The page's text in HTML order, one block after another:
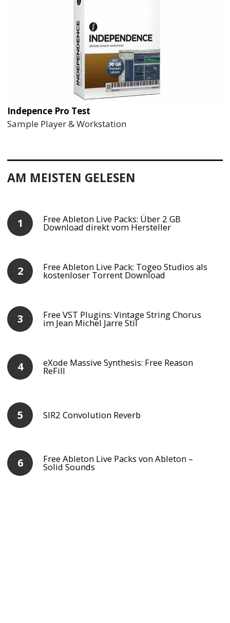
Indepence Pro Test
Sample Player & Workstation
AM MEISTEN GELESEN
Free Ableton Live Packs: Über 2 GB
Download direkt vom Hersteller
Free Ableton Live Pack: Togeo Studios als
kostenloser Torrent Download
Free VST Plugins: Vintage String Chorus
im Jean Michel Jarre Stil
eXode Massive Synthesis: Free Reason
ReFill
SIR2 Convolution Reverb
Free Ableton Live Packs von Ableton –
Solid Sounds